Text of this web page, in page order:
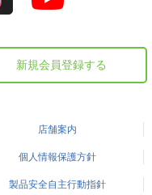
新規会員登録する
店舗案内
個人情報保護方針
製品安全自主行動指針